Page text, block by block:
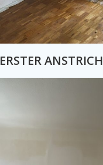
ERSTER ANSTRICH